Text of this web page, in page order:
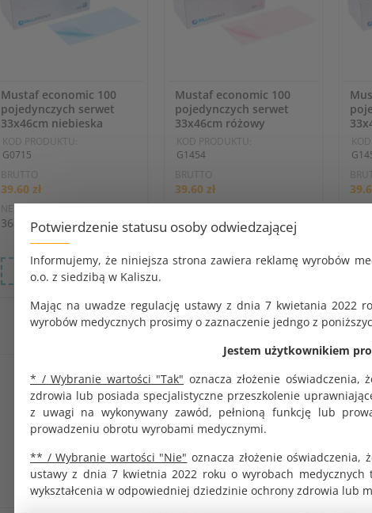
Potwierdzenie statusu osoby odwiedzającej
Informujemy, że niniejsza strona zawiera reklamę wyrobów
o.o. z siedzibą w Kaliszu.
Mając na uwadze regulację ustawy z dnia 7 kwietania 2022
wyrobów medycznych prosimy o zaznaczenie jedngo z
Jestem użytkownikiem
* / Wybranie wartości "Tak" oznacza złożenie oświadczenia,
zdrowia lub posiada specjalistyczne przeszkolenie
z uwagi na wykonywany zawód, pełnioną funkcję lub
prowadzeniu obrotu wyrobami medycznymi.
** / Wybranie wartości "Nie" oznacza złożenie
ustawy z dnia 7 kwietnia 2022 roku o wyrobach
wykształcenia w odpowiedniej dziedzinie ochrony zdrowia lub
Mustaf economic 100
pojedynczych serwet
33x46cm niebieska
KOD PRODUKTU:
G0715
BRUTTO
39.60 zł
36.67 zł
DO KOSZYKA
Mustaf economic 100
pojedynczych serwet
33x46cm różowy
KOD PRODUKTU:
G1454
BRUTTO
39.60 zł
36.67 zł